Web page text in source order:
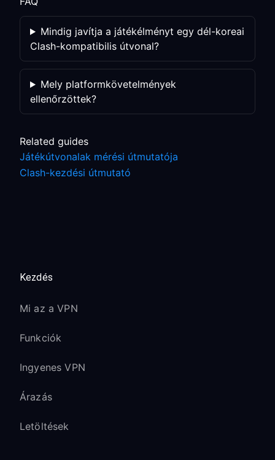
Mindig javítja a játékélményt egy dél-koreai
Clash-kompatibilis útvonal?
Mely platformkövetelmények
ellenőrzöttek?
Related guides
Játékútvonalak mérési útmutatója
Clash-kezdési útmutató
Kezdés
Mi az a VPN
Funkciók
Ingyenes VPN
Árazás
Letöltések